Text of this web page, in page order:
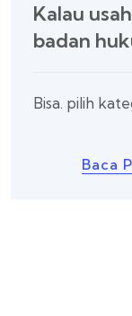
Kalau
badan
Bisa. pilih
Baca